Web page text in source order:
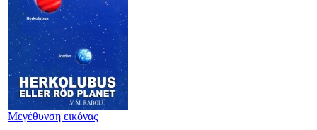
Μεγέθυνση εικόνας